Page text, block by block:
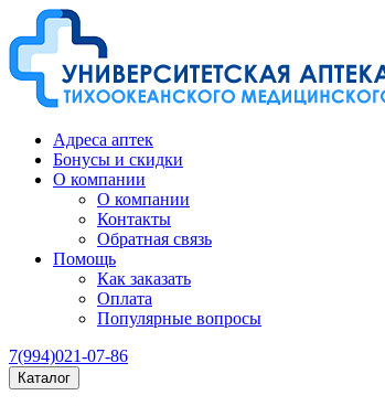
Адреса аптек
Бонусы и скидки
О компании
О компании
Контакты
Обратная связь
Помощь
Как заказать
Оплата
Популярные вопросы
7(994)021-07-86
Каталог